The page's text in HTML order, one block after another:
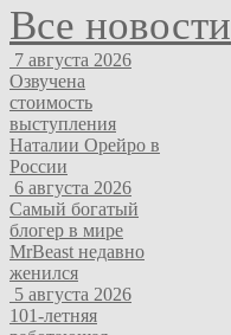
Все новости
7 августа 2026
Озвучена
стоимость
выступления
Наталии Орейро в
России
6 августа 2026
Самый богатый
блогер в мире
MrBeast недавно
женился
5 августа 2026
101-летняя